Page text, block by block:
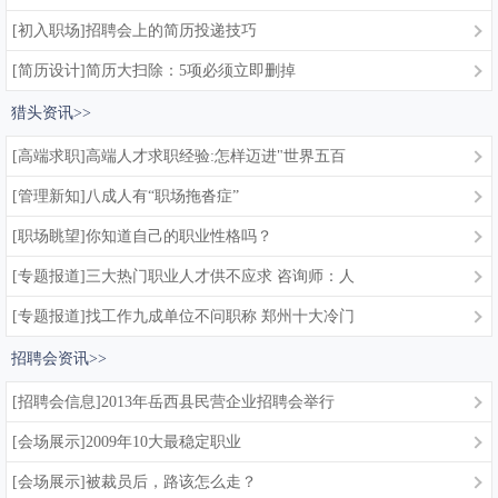
[初入职场]招聘会上的简历投递技巧
[简历设计]简历大扫除：5项必须立即删掉
猎头资讯>>
[高端求职]高端人才求职经验:怎样迈进"世界五百
[管理新知]八成人有“职场拖沓症”
[职场眺望]你知道自己的职业性格吗？
[专题报道]三大热门职业人才供不应求 咨询师：人
[专题报道]找工作九成单位不问职称 郑州十大冷门
招聘会资讯>>
[招聘会信息]2013年岳西县民营企业招聘会举行
[会场展示]2009年10大最稳定职业
[会场展示]被裁员后，路该怎么走？